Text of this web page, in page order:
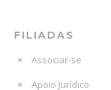
FILIADAS
Associar-se
Apoio Jurídico